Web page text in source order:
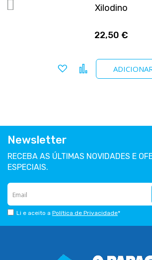
Xilodino
22,50 €
Adicionar a favoritos
Comparar
Newsletter
RECEBA AS ÚLTIMAS NOVIDADES E
ESPECIAIS.
Li e aceito a Política de Privacidade*